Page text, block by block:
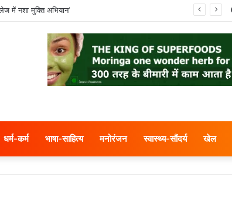
में नशा मुक्ति अभियान’
धर्म-कर्म भाषा-साहित्य मनोरंजन स्वास्थ्य-सौंदर्य खेल